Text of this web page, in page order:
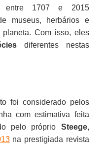
entre 1707 e 2015
museus, herbários e
Com isso, eles
diferentes nestas
foi considerado pelos
com estimativa feita
pelo próprio Steege,
na prestigiada revista